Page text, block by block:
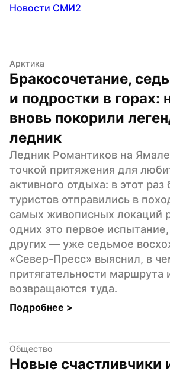
Новости СМИ2
Арктика
Бракосочетание,
и подростки в горах:
вновь покорили
ледник
Ледник Романтиков на Ямале
точкой притяжения для
активного отдыха: в этот
туристов отправились в
самых живописных локаций
одних это первое
других — уже седьмое
«Север-Пресс» выяснил, в
притягательности
возвращаются туда.
Подробнее >
Общество
Новые счастливчики